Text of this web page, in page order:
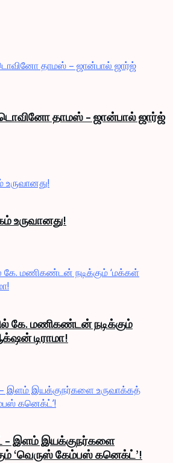
தாமஸ் – ஜான்பால் ஜார்ஜ்
உருவானது!
கே. மணிகண்டன் நடிக்கும்
டிராமா!
– இளம் இயக்குநர்களை
‘வெருஸ் கேம்பஸ் கனெக்ட்’!